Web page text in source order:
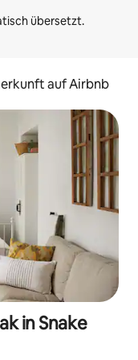
auf Airbnb
in Snake